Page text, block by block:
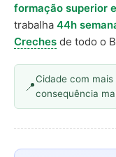
formação superior
trabalha 44h
Creches de todo o
Cidade com
consequência